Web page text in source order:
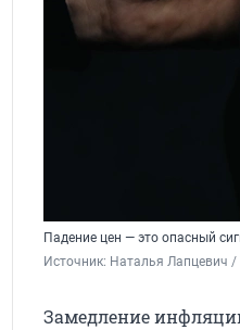
Падение цен — это опасный
Источник: Наталья Лапцевич /
Замедление